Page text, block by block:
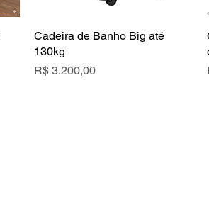
Cadeira de Banho Big até
130kg
Preço
R$ 3.200,00